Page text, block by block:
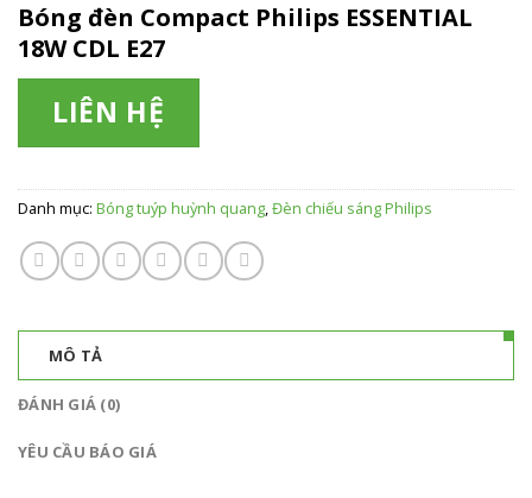
Bóng đèn Compact Philips ESSENTIAL
18W CDL E27
LIÊN HỆ
Danh mục: Bóng tuýp huỳnh quang,Đèn chiếu sáng Philips
MÔ TẢ
ĐÁNH GIÁ (0)
YÊU CẦU BÁO GIÁ